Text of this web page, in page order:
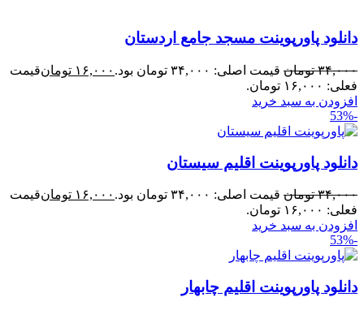
دانلود پاورپوینت مسجد جامع اردستان
۳۴,۰۰۰ تومان قیمت اصلی: ۳۴,۰۰۰ تومان بود. ۱۶,۰۰۰ تومانقیمت
فعلی: ۱۶,۰۰۰ تومان.
افزودن به سبد خرید
-53%
دانلود پاورپوینت اقلیم سیستان
۳۴,۰۰۰ تومان قیمت اصلی: ۳۴,۰۰۰ تومان بود. ۱۶,۰۰۰ تومانقیمت
فعلی: ۱۶,۰۰۰ تومان.
افزودن به سبد خرید
-53%
دانلود پاورپوینت اقلیم چابهار